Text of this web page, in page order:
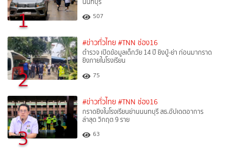
1 507
2
#ข่าวทั่วไทย #TNN ช่อง16
ตำรวจ เปิดข้อมูลเด็กวัย 14 ปี ยิงปู่-ย่า ก่อนมากราด
ยิงภายในโรงเรียน
75
3
#ข่าวทั่วไทย #TNN ช่อง16
กราดยิงในโรงเรียนย่านนนทบุรี สธ.อัปเดตอาการ
ล่าสุด วิกฤต 9 ราย
63